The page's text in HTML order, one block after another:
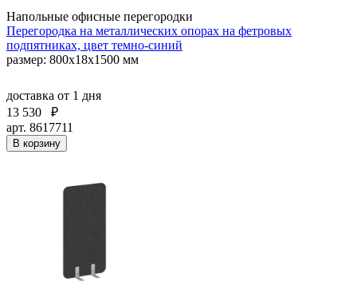
Напольные офисные перегородки
Перегородка на металлических опорах на фетровых
подпятниках, цвет темно-синий
размер: 800x18x1500 мм
доставка от 1 дня
13 530
₽
арт. 8617711
В корзину